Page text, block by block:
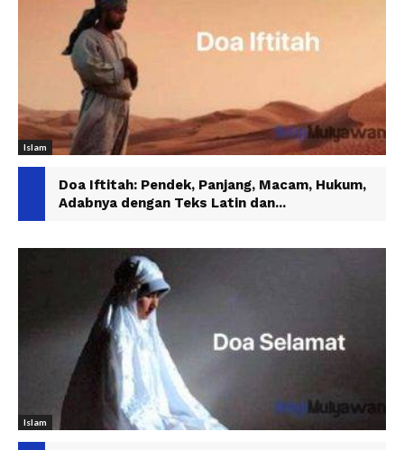
Islam
Doa Iftitah: Pendek, Panjang, Macam, Hukum,
Adabnya dengan Teks Latin dan...
Islam